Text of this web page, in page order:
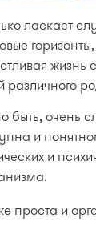
ласкает
различного
быть, очень
и
и
проста и